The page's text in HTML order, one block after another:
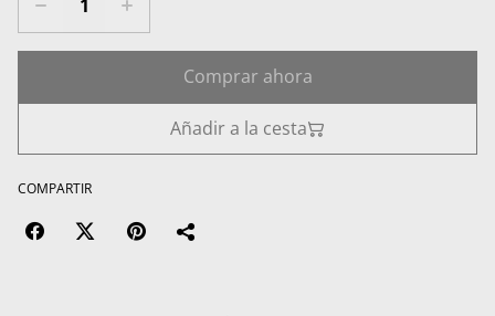
Comprar ahora
Añadir a la cesta
COMPARTIR